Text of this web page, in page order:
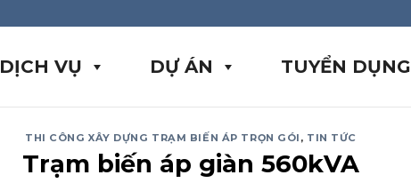
DỊCH VỤ DỰ ÁN TUYỂN DỤNG
THI CÔNG XÂY DỰNG TRẠM BIẾN ÁP TRỌN GÓI , TIN TỨC
Trạm biến áp giàn 560kVA